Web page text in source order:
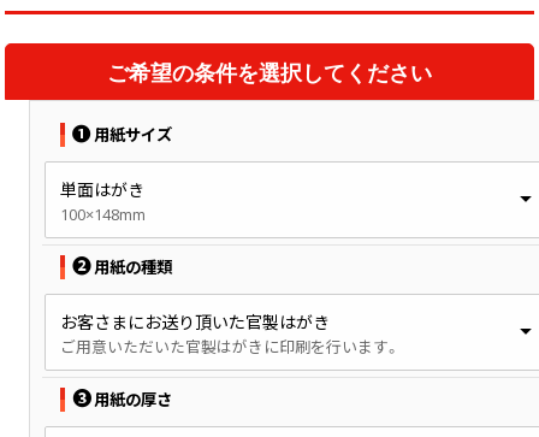
ご希望の条件を選択してください
❶用紙サイズ
単面はがき
100×148mm
❷用紙の種類
お客さまにお送り頂いた官製はがき
ご用意いただいた官製はがきに印刷を行います。
❸用紙の厚さ